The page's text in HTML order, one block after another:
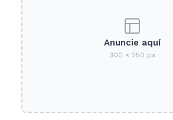
Anuncie aquí
300 × 250 px